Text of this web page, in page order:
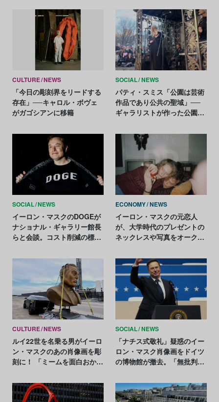
CULTURE NEWS
「今日の彫刻界をリードする
存在」──キャロル・ボヴェ
がガゴシアンに移籍
SOCIAL NEWS
パティ・スミス「公園は芸術
作品であり公共の聖域」──
ギャラリストが作った公園の
SOCIAL NEWS
イーロン・マスクのDOGEが
ナショナル・ギャラリー館長
らと会談。コスト削減の標的
ECONOMY NEWS
イーロン・マスクの元恋人
が、大学時代のプレゼントの
ネックレスや写真をオークシ
円に
CULTURE NEWS
ルイ22世を名乗る男がイーロ
ン・マスクのあの肖像画を彫
刻に！ 「ミームを面白おかし
SOCIAL NEWS
「ナチス式敬礼」疑惑のイー
ロン・マスク肖像画をドイツ
の博物館が撤去。「無批判な